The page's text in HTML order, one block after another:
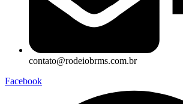
contato@rodeiobrms.com.br
Facebook